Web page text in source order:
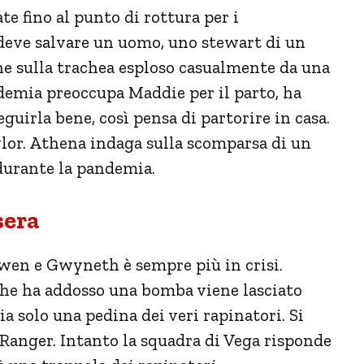
fino al punto di rottura per i
salvare un uomo, uno stewart di un
sulla trachea esploso casualmente da una
preoccupa Maddie per il parto, ha
bene, così pensa di partorire in casa.
Athena indaga sulla scomparsa di un
la pandemia.
e Gwyneth è sempre più in crisi.
ha addosso una bomba viene lasciato
solo una pedina dei veri rapinatori. Si
Intanto la squadra di Vega risponde